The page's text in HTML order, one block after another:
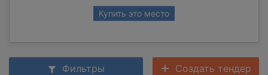
Купить это место
Фильтры Создать тендер